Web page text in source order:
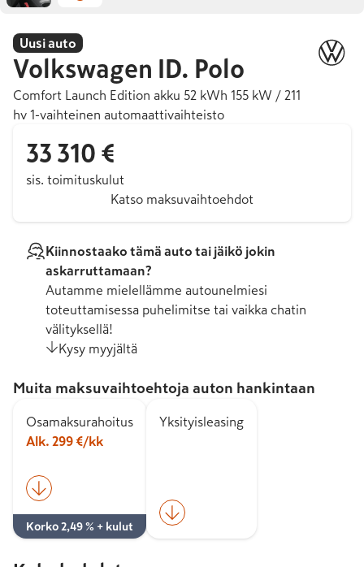
Uusi auto
Volkswagen ID. Polo
Comfort Launch Edition akku 52 kWh 155 kW / 211
hv 1-vaihteinen automaattivaihteisto
33 310 €
sis. toimituskulut
Katso maksuvaihtoehdot
Kiinnostaako tämä auto tai jäikö jokin
askarruttamaan?
Autamme mielellämme autounelmiesi
toteuttamisessa puhelimitse tai vaikka chatin
välityksellä!
Kysy myyjältä
Muita maksuvaihtoehtoja auton hankintaan
Osamaksurahoitus
Alk. 299 €/kk
Korko 2,49 % + kulut
Yksityisleasing